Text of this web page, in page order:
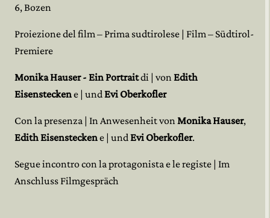
6, Bozen
Proiezione del film – Prima sudtirolese | Film – Südtirol-
Premiere
Monika Hauser - Ein Portraitdi | von Edith
Eisensteckene | und Evi Oberkofler
Con la presenza | In Anwesenheit von Monika Hauser,
Edith Eisensteckene | und Evi Oberkofler.
Segue incontro con la protagonista e le registe | Im
Anschluss Filmgespräch